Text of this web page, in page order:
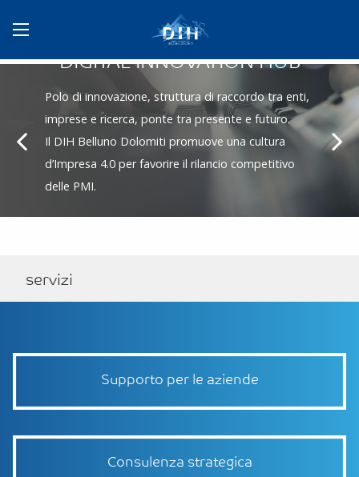
Slide
precedente
DIGITAL INNOVATION HUB
Polo di innovazione, struttura di raccordo tra enti,
imprese e ricerca, ponte tra presente e futuro.
Il DIH Belluno Dolomiti promuove una cultura
d’Impresa 4.0 per favorire il rilancio competitivo
delle PMI.
servizi
Supporto per le aziende
Consulenza strategica